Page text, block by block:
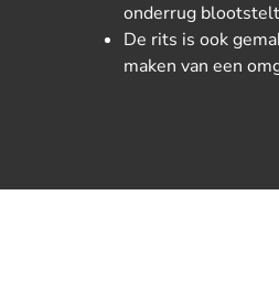
onderrug
De rits is ook
maken van een